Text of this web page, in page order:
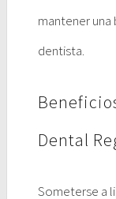
mantener una
dentista.
Dental
Someterse a